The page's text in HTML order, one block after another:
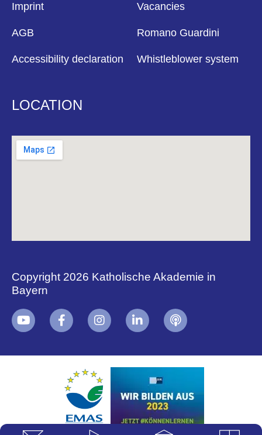
Imprint
AGB
Accessibility declaration
Vacancies
Romano Guardini
Whistleblower system
LOCATION
Copyright 2026 Katholische Akademie in
Bayern